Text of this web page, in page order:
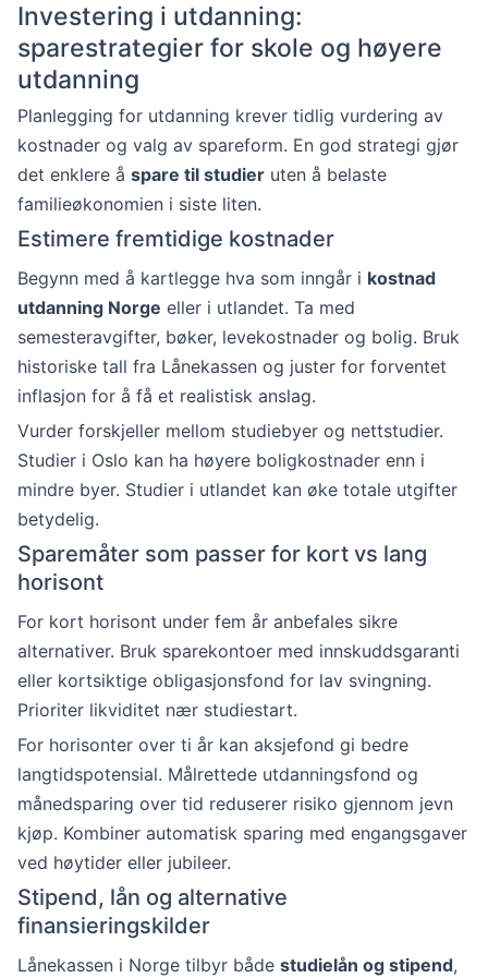
Investering i utdanning:
sparestrategier for skole og høyere
utdanning
Planlegging for utdanning krever tidlig vurdering av
kostnader og valg av spareform. En god strategi gjør
det enklere å spare til studier uten å belaste
familieøkonomien i siste liten.
Estimere fremtidige kostnader
Begynn med å kartlegge hva som inngår i kostnad
utdanning Norge eller i utlandet. Ta med
semesteravgifter, bøker, levekostnader og bolig. Bruk
historiske tall fra Lånekassen og juster for forventet
inflasjon for å få et realistisk anslag.
Vurder forskjeller mellom studiebyer og nettstudier.
Studier i Oslo kan ha høyere boligkostnader enn i
mindre byer. Studier i utlandet kan øke totale utgifter
betydelig.
Sparemåter som passer for kort vs lang
horisont
For kort horisont under fem år anbefales sikre
alternativer. Bruk sparekontoer med innskuddsgaranti
eller kortsiktige obligasjonsfond for lav svingning.
Prioriter likviditet nær studiestart.
For horisonter over ti år kan aksjefond gi bedre
langtidspotensial. Målrettede utdanningsfond og
månedsparing over tid reduserer risiko gjennom jevn
kjøp. Kombiner automatisk sparing med engangsgaver
ved høytider eller jubileer.
Stipend, lån og alternative
finansieringskilder
Lånekassen i Norge tilbyr både studielån og stipend,